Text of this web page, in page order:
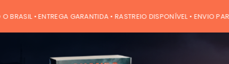
• ENTREGA GARANTIDA • RASTREIO DISPONÍVEL • ENVIO